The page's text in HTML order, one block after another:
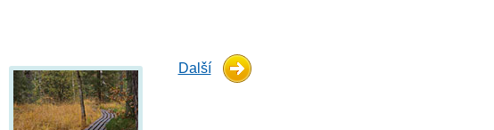
Další